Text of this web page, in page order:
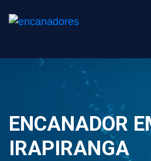
ENCANADOR
IRAPIRANGA